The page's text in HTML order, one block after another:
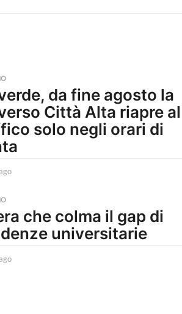
da fine agosto la
Città Alta riapre al
solo negli orari di
1
o
a
g
che colma il gap di
universitarie
1